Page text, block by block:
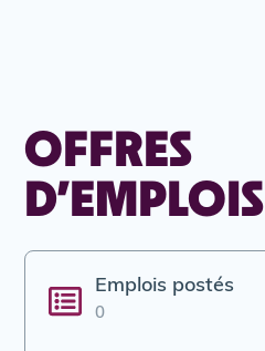
OFFRES
D’EMPLOIS
Emplois postés
0